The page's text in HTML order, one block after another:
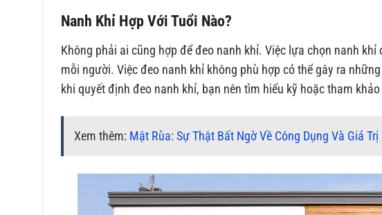
Nanh Khỉ Hợp Với Tuổi Nào?
Không phải ai cũng hợp để đeo nanh khỉ. Việc lựa chọn nanh
mỗi người. Việc đeo nanh khỉ không phù hợp có thể gây ra
khi quyết định đeo nanh khỉ, bạn nên tìm hiểu kỹ hoặc tham
Xem thêm: Mật Rùa: Sự Thật Bất Ngờ Về Công Dụng Và Giá